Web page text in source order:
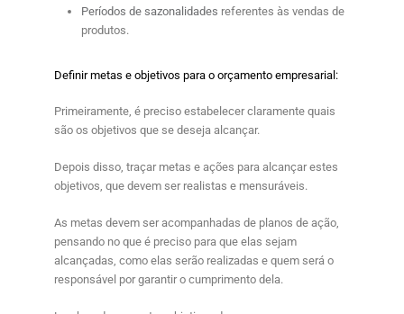
Períodos de sazonalidades referentes às vendas de
produtos.
Definir metas e objetivos para o orçamento empresarial:
Primeiramente, é preciso estabelecer claramente quais
são os objetivos que se deseja alcançar.
Depois disso, traçar metas e ações para alcançar estes
objetivos, que devem ser realistas e mensuráveis.
As metas devem ser acompanhadas de planos de ação,
pensando no que é preciso para que elas sejam
alcançadas, como elas serão realizadas e quem será o
responsável por garantir o cumprimento dela.